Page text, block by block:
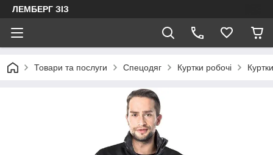
ЛЕМБЕРГ ЗІЗ
Товари та послуги Спецодяг Куртки робочі